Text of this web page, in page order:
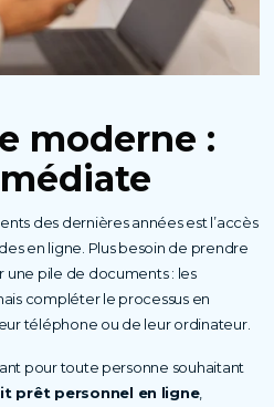
moderne :
des dernières années est l’accès
en ligne. Plus besoin de prendre
une pile de documents : les
compléter le processus en
téléphone ou de leur ordinateur.
pour toute personne souhaitant
prêt personnel en ligne,